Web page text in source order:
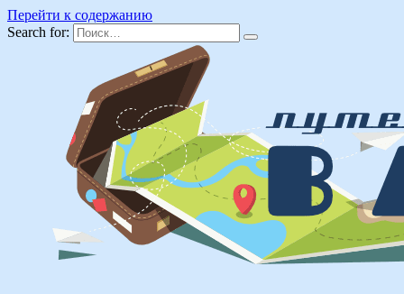
Перейти к содержанию
Search for: